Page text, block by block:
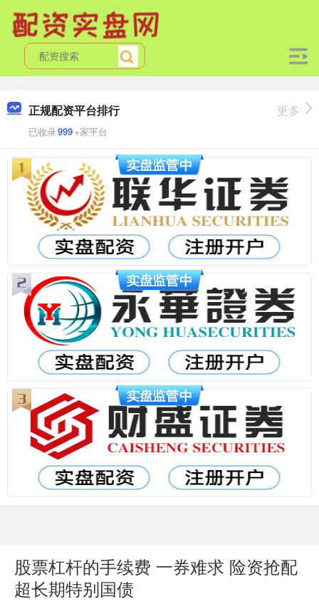
正规配资平台排行
已收录999+家平台
更多
股票杠杆的手续费 一券难求 险资抢配
超长期特别国债